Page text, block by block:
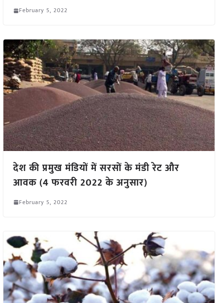
February 5, 2022
देश की प्रमुख मंडियों में सरसों के मंडी रेट और
आवक (4 फरवरी 2022 के अनुसार)
February 5, 2022